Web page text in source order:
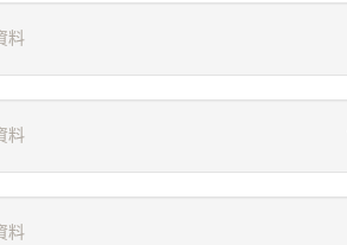
料
料
料